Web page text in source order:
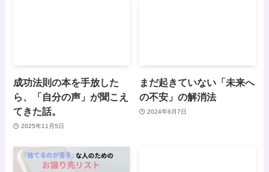
成功法則の本を手放した
ら、「自分の声」が聞こえ
てきた話。
2025年11月5日
まだ起きていない「未来へ
の不安」の解消法
2024年6月7日